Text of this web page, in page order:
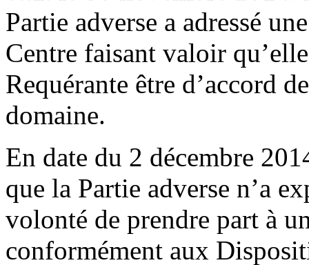
Partie adverse a adressé
Centre faisant valoir
Requérante être d’accord
domaine.
En date du 2 décembre
que la Partie adverse n’a
volonté de prendre part à
conformément aux